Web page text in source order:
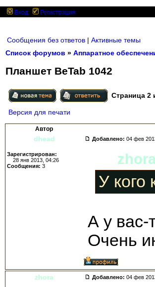
Вход Регистрация
Сообщения без ответов | Активные темы
Список форумов » Аппаратное
Планшет BeTab 1042
Страница 2
Версия для печати
Автор
dhead Добавлено: 04 фев
Зарегистрирован:
28 янв 2013, 04:26
Сообщения: 3
У кого
А у вас-
Очень
zhora Добавлено: 04 фев